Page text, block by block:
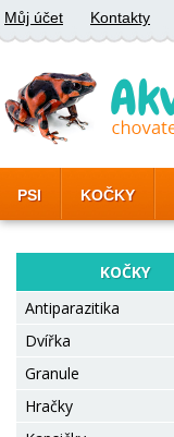
Můj účet Kontakty
PSI KOČKY
KOČKY
Antiparazitika
Dvířka
Granule
Hračky